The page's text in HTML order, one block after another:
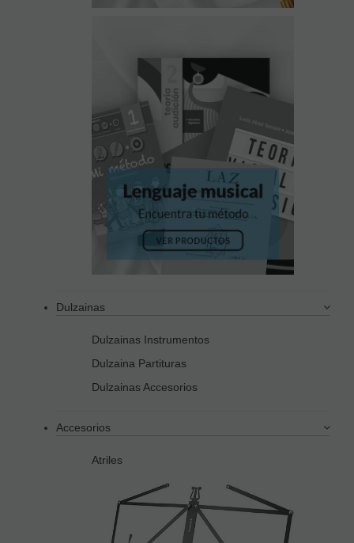
Dulzainas
Dulzainas Instrumentos
Dulzaina Partituras
Dulzainas Accesorios
Accesorios
Atriles